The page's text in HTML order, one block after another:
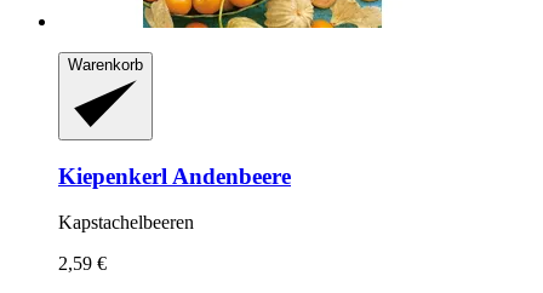
Warenkorb
Kiepenkerl Andenbeere
Kapstachelbeeren
2,59 €